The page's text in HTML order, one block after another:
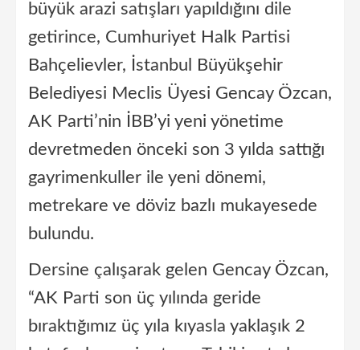
büyük arazi satışları yapıldığını dile
getirince, Cumhuriyet Halk Partisi
Bahçelievler, İstanbul Büyükşehir
Belediyesi Meclis Üyesi Gencay Özcan,
AK Parti’nin İBB’yi yeni yönetime
devretmeden önceki son 3 yılda sattığı
gayrimenkuller ile yeni dönemi,
metrekare ve döviz bazlı mukayesede
bulundu.
Dersine çalışarak gelen Gencay Özcan,
“AK Parti son üç yılında geride
bıraktığımız üç yıla kıyasla yaklaşık 2